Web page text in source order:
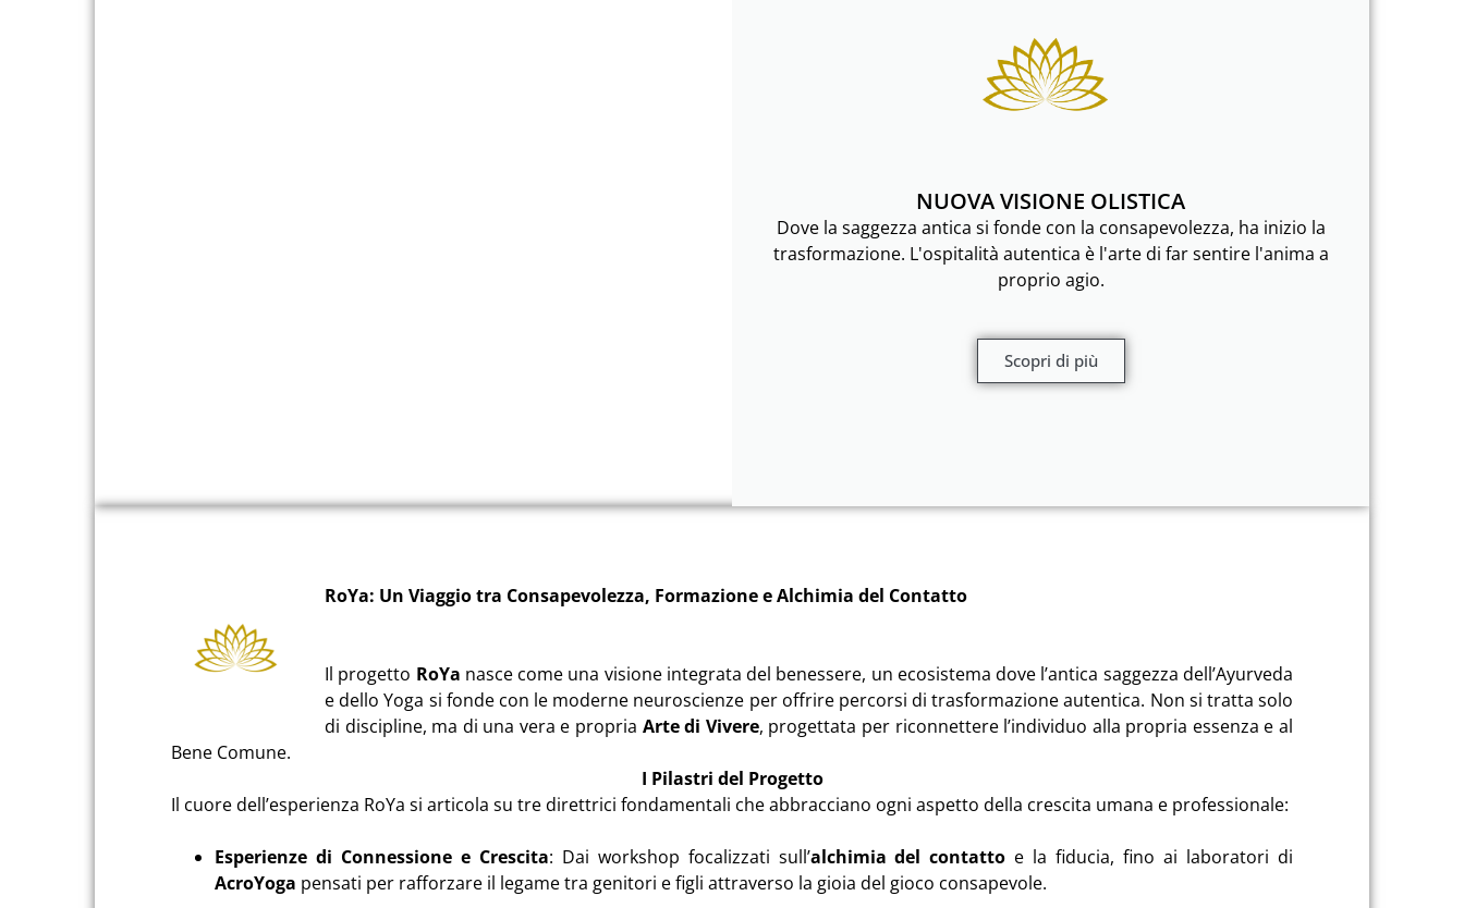
NUOVA VISIONE OLISTICA
Dove la saggezza antica si fonde con la consapevolezza, ha inizio la
trasformazione. L'ospitalità autentica è l'arte di far sentire l'anima a
proprio agio.
Scopri di più
RoYa: Un Viaggio tra Consapevolezza, Formazione e Alchimia del Contatto
Il progetto RoYa nasce come una visione integrata del benessere, un ecosistema dove l’antica saggezza dell’Ayurveda
e dello Yoga si fonde con le moderne neuroscienze per offrire percorsi di trasformazione autentica. Non si tratta solo
di discipline, ma di una vera e propria Arte di Vivere, progettata per riconnettere l’individuo alla propria essenza e al
Bene Comune.
I Pilastri del Progetto
Il cuore dell’esperienza RoYa si articola su tre direttrici fondamentali che abbracciano ogni aspetto della crescita umana e professionale:
Esperienze di Connessione e Crescita: Dai workshop focalizzati sull’alchimia del contatto e la fiducia, fino ai laboratori di
AcroYoga pensati per rafforzare il legame tra genitori e figli attraverso la gioia del gioco consapevole.